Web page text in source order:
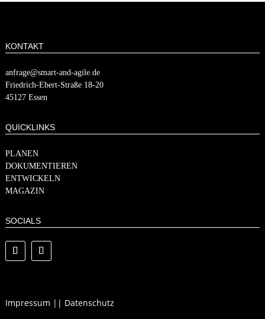
KONTAKT
anfrage@smart-and-agile.de
​​Friedrich-Ebert-Straße 18-20
45127 Essen
QUICKLINKS
PLANEN
DOKUMENTIEREN
ENTWICKELN
MAGAZIN
SOCIALS
Impressum || Datenschutz